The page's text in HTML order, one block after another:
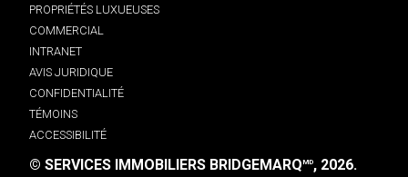
PROPRIÉTÉS LUXUEUSES
COMMERCIAL
INTRANET
AVIS JURIDIQUE
CONFIDENTIALITÉ
TÉMOINS
ACCESSIBILITÉ
© SERVICES IMMOBILIERS BRIDGEMARQMD, 2026.